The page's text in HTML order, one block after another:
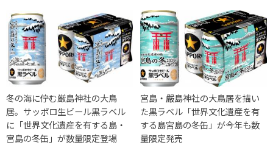
冬の海に佇む厳島神社の大鳥
居。サッポロ生ビール黒ラベル
に「世界文化遺産を有する島・
宮島の冬缶」が数量限定登場
宮島・嚴島神社の大鳥居を描い
た黒ラベル「世界文化遺産を有
する島宮島の冬缶」が今年も数
量限定発売